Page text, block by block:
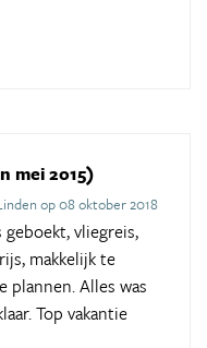
mei 2015)
op 08 oktober 2018
geboekt, vliegreis,
makkelijk te
plannen. Alles was
Top vakantie